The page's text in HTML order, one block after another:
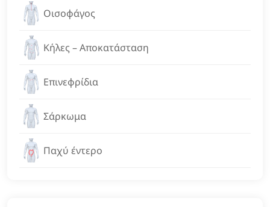
Οισοφάγος
Κήλες – Αποκατάσταση
Επινεφρίδια
Σάρκωμα
Παχύ έντερο